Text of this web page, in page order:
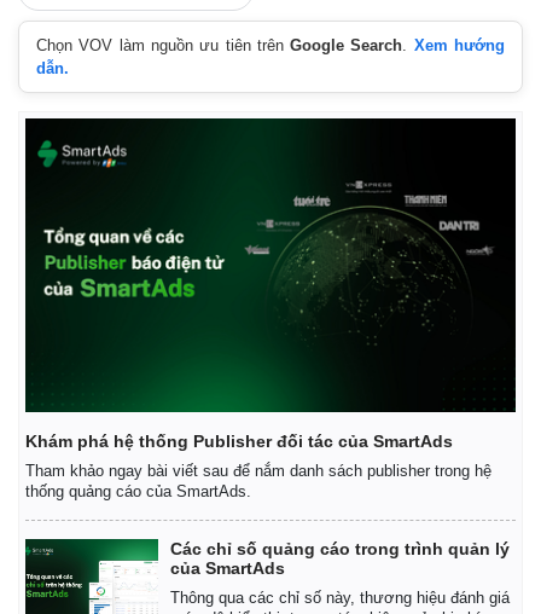
Chọn VOV làm nguồn ưu tiên trênGoogle Search
Xem hướng
dẫn.
Khám phá hệ thống Publisher đối tác của SmartAds
Tham khảo ngay bài viết sau để nắm danh sách publisher trong hệ
thống quảng cáo của SmartAds.
Các chỉ số quảng cáo trong trình quản lý
của SmartAds
Thông qua các chỉ số này, thương hiệu đánh giá